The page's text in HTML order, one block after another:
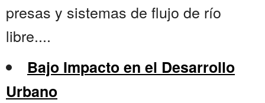
presas y sistemas de flujo de río
libre....
Bajo Impacto en el Desarrollo
Urbano